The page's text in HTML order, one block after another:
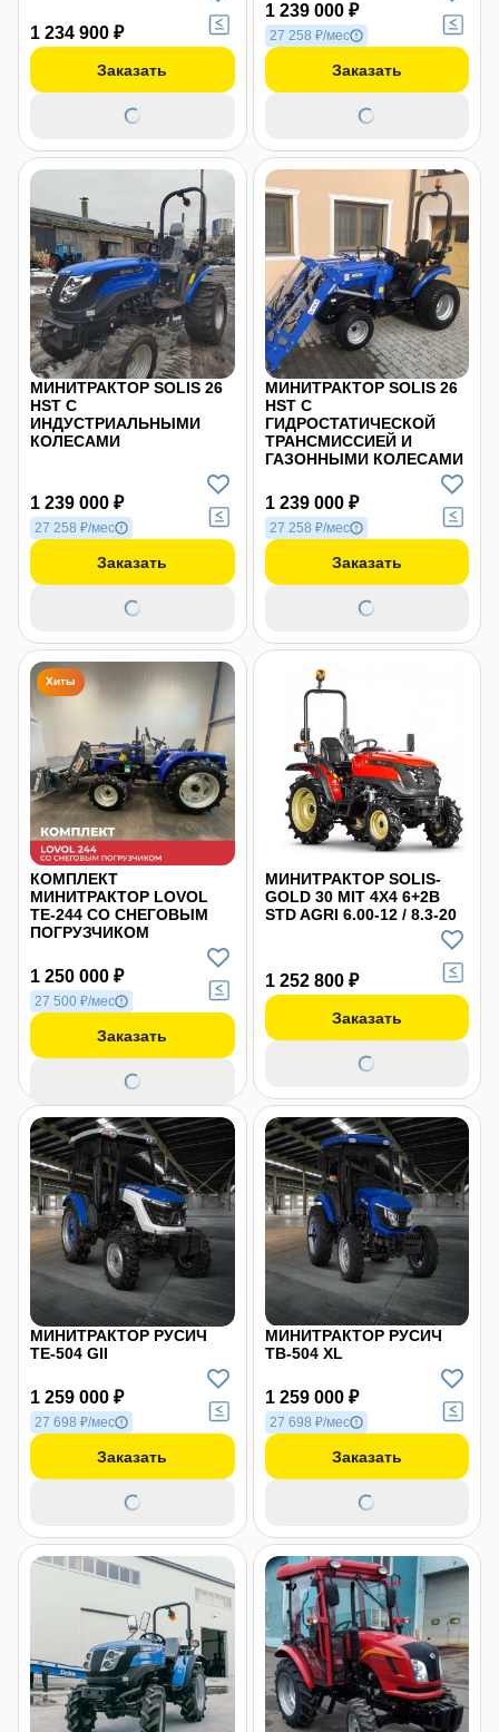
1 234 900 ₽
Заказать
1 239 000 ₽
27 258 ₽/мес
Заказать
МИНИТРАКТОР SOLIS 26
HST С
ИНДУСТРИАЛЬНЫМИ
КОЛЕСАМИ
1 239 000 ₽
27 258 ₽/мес
Заказать
МИНИТРАКТОР SOLIS 26
HST С
ГИДРОСТАТИЧЕСКОЙ
ТРАНСМИССИЕЙ И
ГАЗОННЫМИ КОЛЕСАМИ
1 239 000 ₽
27 258 ₽/мес
Заказать
КОМПЛЕКТ
МИНИТРАКТОР LOVOL
TE-244 СО СНЕГОВЫМ
ПОГРУЗЧИКОМ
Хиты
1 250 000 ₽
27 500 ₽/мес
Заказать
МИНИТРАКТОР SOLIS-
GOLD 30 MIT 4X4 6+2B
STD AGRI 6.00-12 / 8.3-20
1 252 800 ₽
Заказать
МИНИТРАКТОР РУСИЧ
ТE-504 GII
1 259 000 ₽
27 698 ₽/мес
Заказать
МИНИТРАКТОР РУСИЧ
ТB-504 XL
1 259 000 ₽
27 698 ₽/мес
Заказать